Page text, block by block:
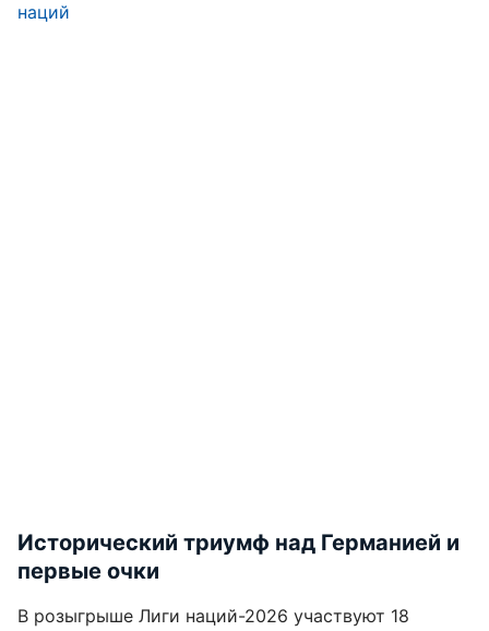
наций
Исторический триумф над Германией и
первые очки
В розыгрыше Лиги наций-2026 участвуют 18